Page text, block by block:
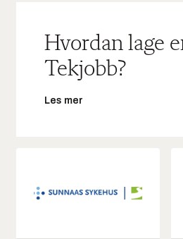
Hvordan lage
Tekjobb?
Les mer